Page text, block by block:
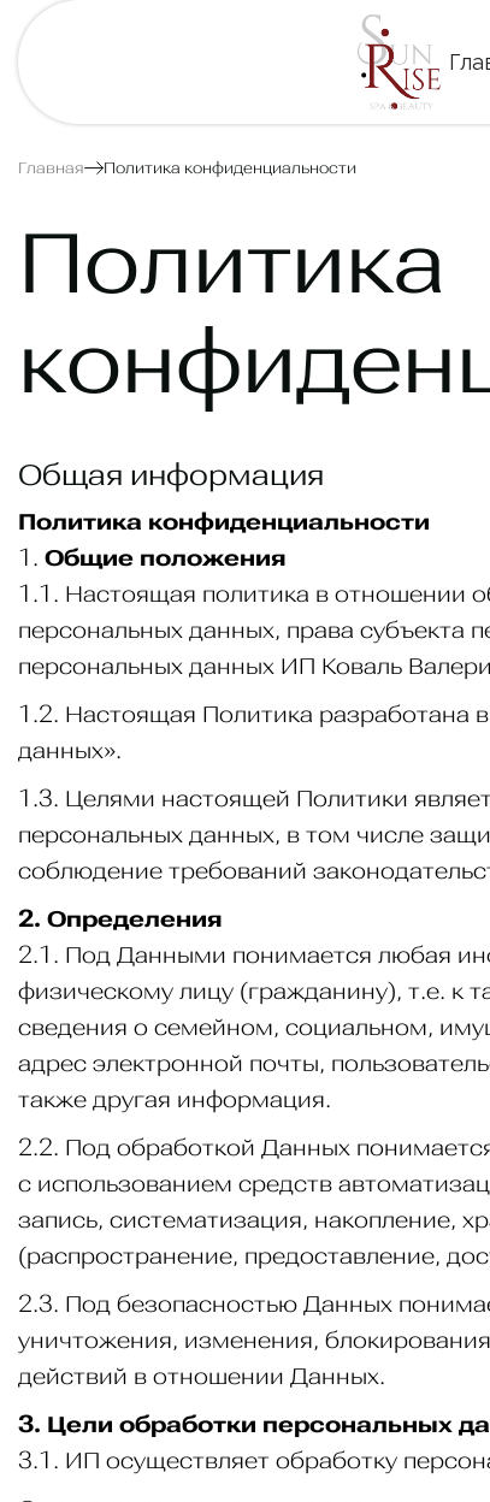
Главная Политика конфиденциальности
Политика
Общая информация
Политика конфиденциальности
1. Общие положения
1.1. Настоящая политика в отношении
персональных данных, права субъекта
персональных данных ИП Коваль
1.2. Настоящая Политика разработана
данных».
1.3. Целями настоящей Политики
персональных данных, в том числе
соблюдение требований
2. Определения
2.1. Под Данными понимается любая
физическому лицу (гражданину), т.е. к
сведения о семейном, социальном,
адрес электронной почты,
также другая информация.
2.2. Под обработкой Данных
с использованием средств
запись, систематизация, накопление,
(распространение, предоставление,
2.3. Под безопасностью Данных
уничтожения, изменения,
действий в отношении Данных.
3. Цели обработки персональных
3.1. ИП осуществляет обработку